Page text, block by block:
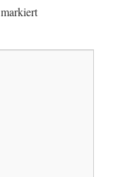
markiert